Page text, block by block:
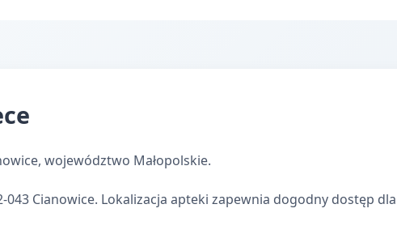
województwo Małopolskie.
Cianowice. Lokalizacja apteki zapewnia dogodny dostęp